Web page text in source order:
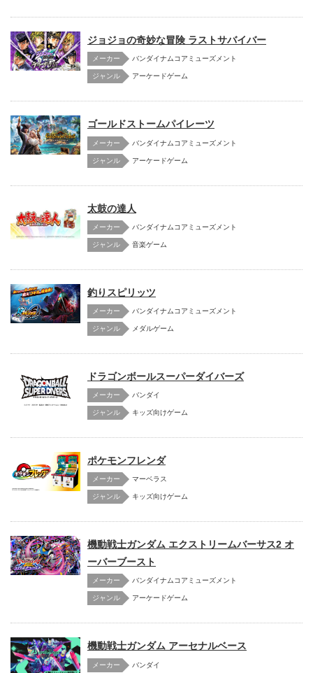
ジョジョの奇妙な冒険 ラストサバイバー
メーカー バンダイナムコアミューズメント
アーケードゲーム
ゴールドストームパイレーツ
メーカー バンダイナムコアミューズメント
アーケードゲーム
太鼓の達人
メーカー バンダイナムコアミューズメント
音楽ゲーム
釣りスピリッツ
メーカー バンダイナムコアミューズメント
メダルゲーム
ドラゴンボールスーパーダイバーズ
メーカー バンダイ
キッズ向けゲーム
ポケモンフレンダ
メーカー マーベラス
キッズ向けゲーム
機動戦士ガンダム エクストリームバーサス2 オ
ーバーブースト
メーカー バンダイナムコアミューズメント
アーケードゲーム
機動戦士ガンダム アーセナルベース
メーカー バンダイ